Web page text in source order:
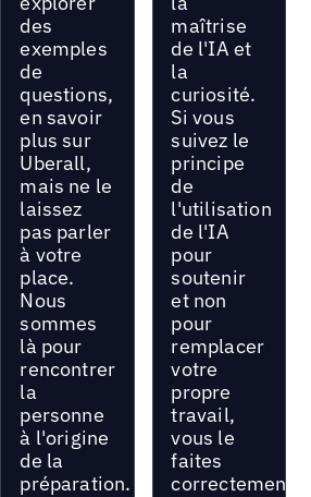
des
exemples
de
questions,
en savoir
plus sur
Uberall,
mais ne le
laissez
pas parler
à votre
place.
Nous
sommes
là pour
rencontrer
la
personne
à l'origine
de la
préparation.
maîtrise
de l'IA et
la
curiosité.
Si vous
suivez le
principe
de
l'utilisation
de l'IA
pour
soutenir
et non
pour
remplacer
votre
propre
travail,
vous le
faites
correctement.